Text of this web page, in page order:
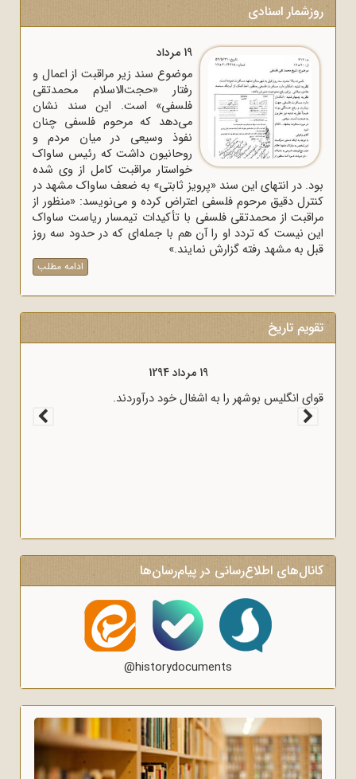
روزشمار اسنادی
19 مرداد
موضوع سند زیر مراقبت از اعمال و
رفتار «حجت‌الاسلام محمدتقی
فلسفی» است. این سند نشان
می‌دهد که مرحوم فلسفی چنان
نفوذ وسیعی در میان مردم و
روحانیون داشت که رئیس ساواک
خواستار مراقبت کامل از وی شده
بود. در انتهای این سند «پرویز ثابتی» به ضعف ساواک مشهد در
کنترل دقیق مرحوم فلسفی اعتراض کرده و می‌نویسد: «منظور از
مراقبت از محمدتقی فلسفی با تأکیدات تیمسار ریاست ساواک
این نیست که تردد او را آن هم با جمله‌ای که در حدود سه روز
قبل به مشهد رفته گزارش نمایند.»
ادامه مطلب
تقویم تاریخ
19 مرداد 1294
قوای انگلیس بوشهر را به اشغال خود درآوردند.
کانال‌های اطلاع‌رسانی در پیام‌رسان‌ها
@historydocuments